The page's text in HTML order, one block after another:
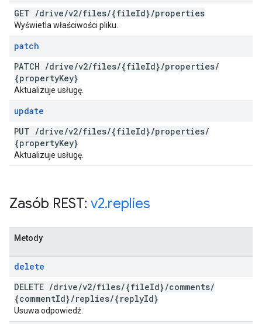
GET /drive/v2/files/{fileId}/properties
Wyświetla właściwości pliku.
patch
PATCH /drive/v2/files/{fileId}/properties/
{propertyKey}
Aktualizuje usługę.
update
PUT /drive/v2/files/{fileId}/properties/
{propertyKey}
Aktualizuje usługę.
Zasób REST: v2.replies
Metody
delete
DELETE /drive/v2/files/{fileId}/comments/
{commentId}/replies/{replyId}
Usuwa odpowiedź.